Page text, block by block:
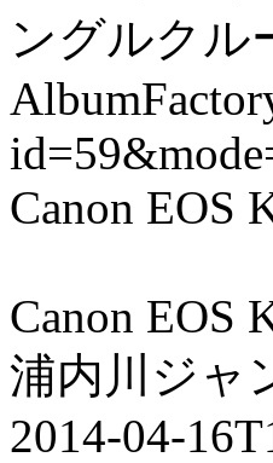
ングルクル
Canon EOS
Canon EOS
浦内川ジャ
2014-04-